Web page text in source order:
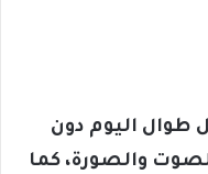
طوال اليوم دون
والصورة، كما